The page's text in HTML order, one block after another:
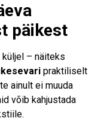
päikest
– näiteks
praktiliselt
ainult ei muuda
võib kahjustada